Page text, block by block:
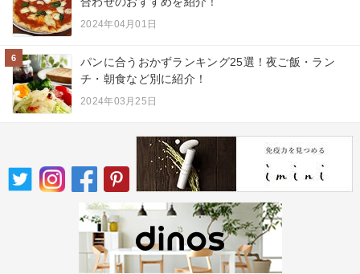
2024年04月01日
6
パンに合うおかずランキング25選！夜ご飯・ラン
チ・朝食など別に紹介！
2024年03月25日